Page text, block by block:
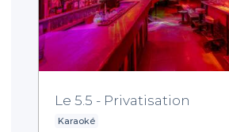
Le 5.5 - Privatisation
Karaoké